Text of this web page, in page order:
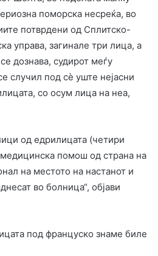
поморска несреќа, во
потврдени од Сплитско-
управа, загинале три лица, а
дознава, судирот меѓу
случил под сè уште нејасни
со осум лица на неа,
од едрилицата (четири
помош од страна на
на местото на настанот и
во болница“, објави
под француско знаме биле